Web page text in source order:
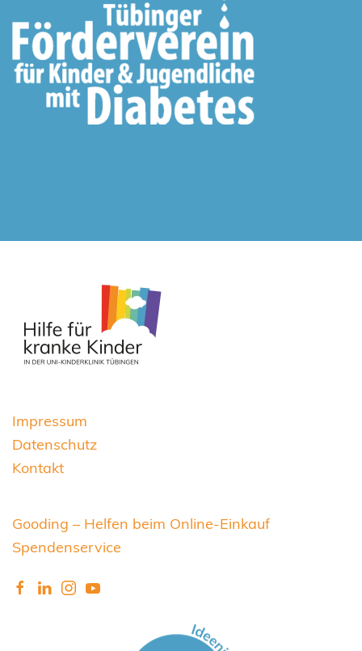
Impressum
Datenschutz
Kontakt
Gooding – Helfen beim Online-Einkauf
Spendenservice